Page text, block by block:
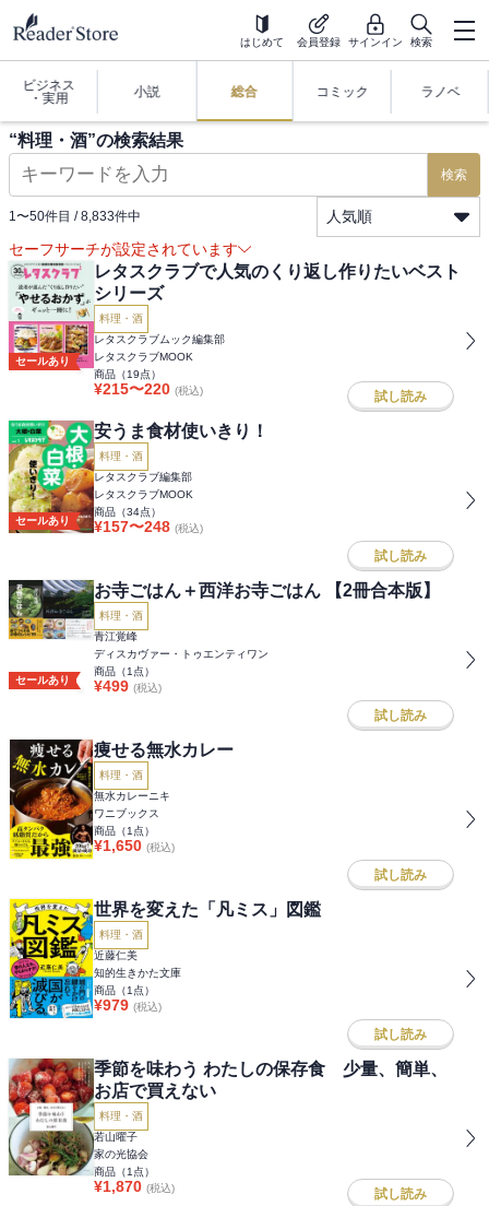
はじめて 会員登録 サインイン 検索
ビジネス
・実用
小説 総合 コミック ラノベ
“料理・酒”の検索結果
検索
1〜50件目 / 8,833件中
人気順
セーフサーチが設定されています
セールあり
レタスクラブで人気のくり返し作りたいベスト
シリーズ
料理・酒
レタスクラブムック編集部
レタスクラブMOOK
商品（19点）
¥215〜220 (税込) 試し読み
セールあり
安うま食材使いきり！
料理・酒
レタスクラブ編集部
レタスクラブMOOK
商品（34点）
¥157〜248 (税込)
試し読み
セールあり
お寺ごはん＋西洋お寺ごはん 【2冊合本版】
料理・酒
青江覚峰
ディスカヴァー・トゥエンティワン
商品（1 点）
¥499 (税込)
試し読み
痩せる無水カレー
料理・酒
無水カレーニキ
ワニブックス
商品（1 点）
¥1,650 (税込)
試し読み
世界を変えた「凡ミス」図鑑
料理・酒
近藤仁美
知的生きかた文庫
商品（1 点）
¥979 (税込)
試し読み
季節を味わう わたしの保存食 少量、簡単、
お店で買えない
料理・酒
若山曜子
家の光協会
商品（1 点）
¥1,870 (税込) 試し読み